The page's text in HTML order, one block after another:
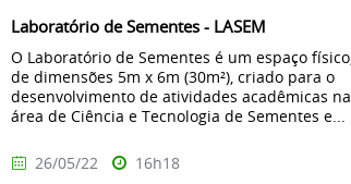
Laboratório de Sementes - LASEM
O Laboratório de Sementes é um espaço físico,
de dimensões 5m x 6m (30m²), criado para o
desenvolvimento de atividades acadêmicas na
área de Ciência e Tecnologia de Sementes e...
26/05/22 16h18